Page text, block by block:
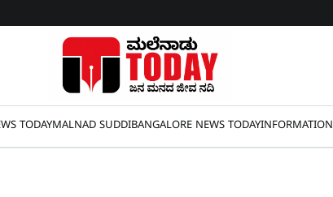
TODAYMALNAD SUDDIBANGALORE NEWS TODAY